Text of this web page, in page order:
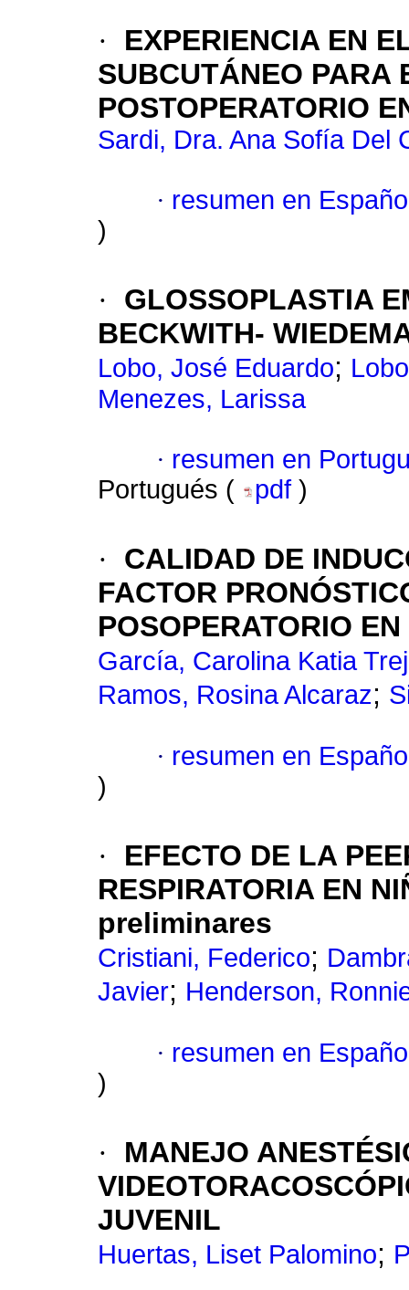
·
EXPERIENCIA EN
SUBCUTÁNEO PARA
POSTOPERATORIO
Sardi, Dra. Ana Sofía Del
· resumen en
)
·
GLOSSOPLASTIA
BECKWITH-
Lobo, José Eduardo;
Menezes, Larissa
· resumen en
Portugués (
pdf )
·
CALIDAD DE
FACTOR
POSOPERATORIO
García, Carolina Katia
Ramos, Rosina Alcaraz;
· resumen en
)
·
EFECTO DE LA
RESPIRATORIA EN
preliminares
Cristiani, Federico;
Javier; Henderson,
· resumen en
)
·
MANEJO
JUVENIL
Huertas, Liset Palomino;